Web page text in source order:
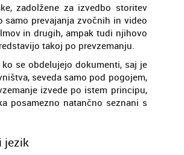
zadolžene za izvedbo storitev
samo prevajanja zvočnih in video
in drugih, ampak tudi njihovo
takoj po prevzemanju.
se obdelujejo dokumenti, saj je
seveda samo pod pogojem,
izvede po istem principu,
posamezno natančno seznani s
jezik